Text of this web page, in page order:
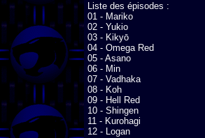
Liste des épisodes :
01 - Mariko
02 - Yukio
03 - Kikyō
04 - Omega Red
05 - Asano
06 - Min
07 - Vadhaka
08 - Koh
09 - Hell Red
10 - Shingen
11 - Kurohagi
12 - Logan